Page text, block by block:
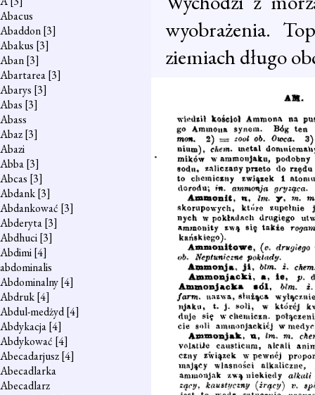
Abacus
Abaddon[3]
Abakus [3]
Aban[3]
Abartarea[3]
Abarys [3]
Abas [3]
Abass
Abaz[3]
Abazi
Abba[3]
Abcas [3]
Abdank[3]
Abdankować [3]
Abderyta[3]
Abdhuci[3]
Abdimi[4]
abdominalis
Abdominalny[4]
Abdruk[4]
Abdul-medżyd[4]
Abdykacja[4]
Abdykować [4]
Abecadarjusz[4]
Abecadlarka
Abecadlarz
wyobrażenia.
ziemiach długo